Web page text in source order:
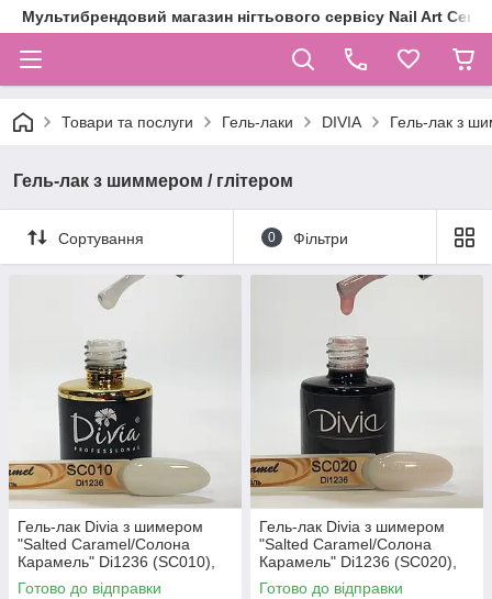
Мультибрендовий магазин нігтьового сервісу Nail Art
Товари та послуги Гель-лаки DIVIA Гель-лак з
Гель-лак з шиммером / глітером
Сортування 0 Фільтри
Гель-лак Divia з шимером
"Salted Caramel/Солона
Карамель" Di1236 (SC010),
8мл
Готово до відправки
Гель-лак Divia з шимером
"Salted Caramel/Солона
Карамель" Di1236 (SC020),
8мл
Готово до відправки